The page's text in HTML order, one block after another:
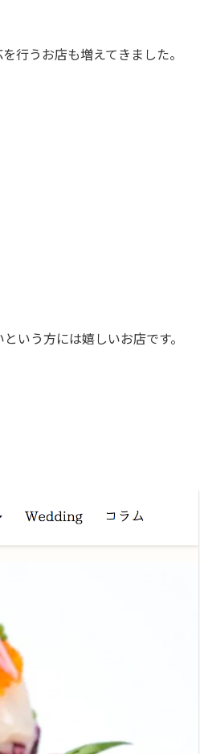
行うお店も増えてきました。
いう方には嬉しいお店です。